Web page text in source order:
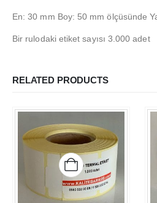
En: 30 mm Boy: 50 mm ölçüsünde
Bir rulodaki etiket sayısı 3.000 adet
RELATED PRODUCTS
İş Başvurusu
Satış Noktamız
Yuvarlak Etiketler
Silvermat Etiket
A4 Yazıcı Etiketi